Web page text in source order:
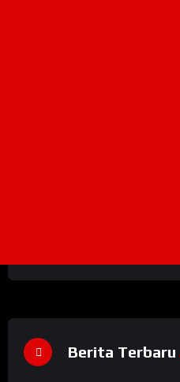
Berita Terbaru